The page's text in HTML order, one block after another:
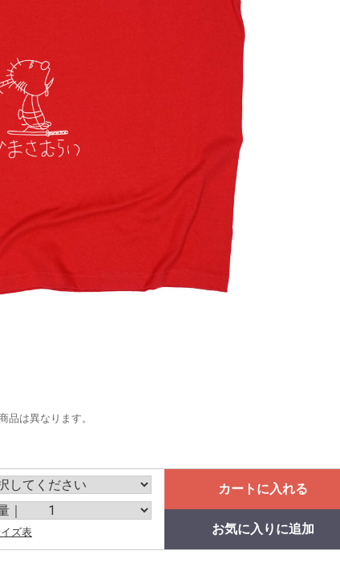
品は異なります。
ズ表
カートに入れる
お気に入りに追加